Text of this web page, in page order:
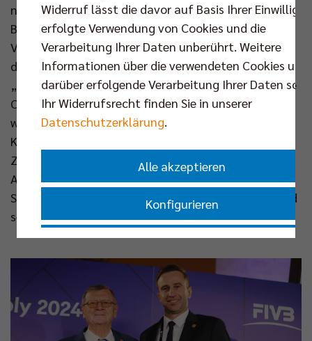
neunjährige Präsidentschaft des Serben Aleksandar
Boricic, der sich nicht zur Wiederwahl stellte. BR
Volleys Geschäftsführer Kaweh Niroomand dankt
dem 76-Jährigen für seine vielfältigen Verdienste:
„Aleksandar Boricic hat mit großem Engagement die
CEV Champions League gestärkt und
weiterentwickelt und pflegte dabei eine aktive
Kommunikation mit den Vereinen. Die gute
Zusammenarbeit mit ihm mündete für uns in der
Ausrichtung der CEV Super Finals 2019 in der Max-
Schmeling-Halle. Wir danken ihm für seine Arbeit und
sein Vertrauen.“
Widerruf lässt die davor auf Basis Ihrer
erfolgte Verwendung von Cookies und die
Verarbeitung Ihrer Daten unberührt. Weitere
Informationen über die verwendeten Cookies und
darüber erfolgende Verarbeitung Ihrer Daten
Ihr Widerrufsrecht finden Sie in unserer
Datenschutzerklärung.
Alle akzeptieren
Konfigurieren
Nur essenzielle Cookies akzeptieren
Impressum| Datenschutzerklärung